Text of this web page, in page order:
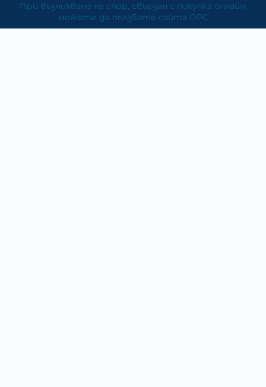
При възникване на спор, свързан с покупка онлайн,
можете да ползвате сайта ОРС